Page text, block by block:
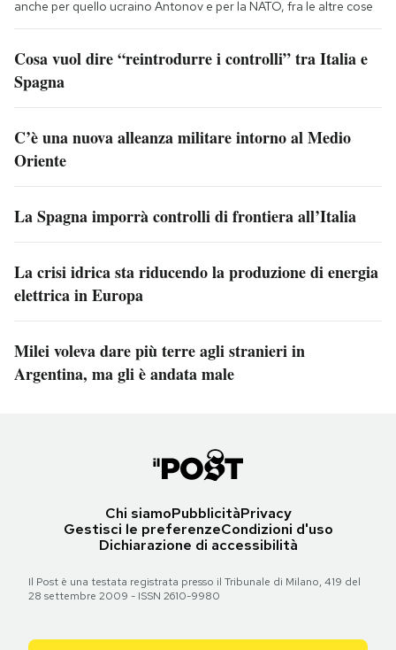
anche per quello ucraino Antonov e per la NATO, fra le altre cose
Cosa vuol dire “reintrodurre i controlli” tra Italia e
Spagna
C’è una nuova alleanza militare intorno al Medio
Oriente
La Spagna imporrà controlli di frontiera all’Italia
La crisi idrica sta riducendo la produzione di energia
elettrica in Europa
Milei voleva dare più terre agli stranieri in
Argentina, ma gli è andata male
Chi siamoPubblicitàPrivacy
Gestisci le preferenzeCondizioni d'uso
Dichiarazione di accessibilità
Il Post è una testata registrata presso il Tribunale di Milano, 419 del
28 settembre 2009 - ISSN 2610-9980